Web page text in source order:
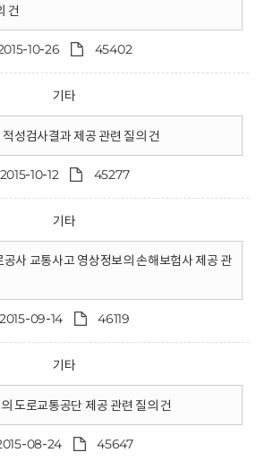
건
10-26 45402
기타
성검사결과 제공 관련 질의 건
2015-10-12 45277
기타
사 교통사고 영상정보의 손해보험사 제공 관
2015-09-14 46119
기타
도로교통공단 제공 관련 질의 건
08-24 45647